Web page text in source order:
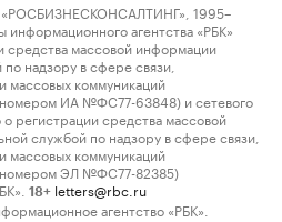
1995–
агентства «РБК»
средства массовой информации
надзору в сфере связи,
массовых коммуникаций
номером ИА №ФС77-63848) и сетевого
о регистрации средства массовой
службой по надзору в сфере связи,
массовых коммуникаций
номером ЭЛ №ФС77-82385)
18+ letters@rbc.ru
агентство «РБК».